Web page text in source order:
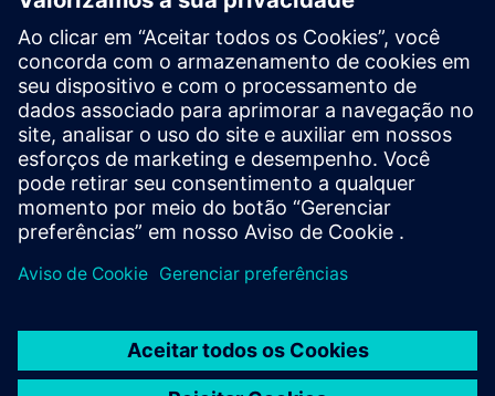
SIMATIC RF1000
RFID-based access control for machines and
equipment, enabling secure, traceability and user-
friendly authorization to improve process reliability
and efficiency.